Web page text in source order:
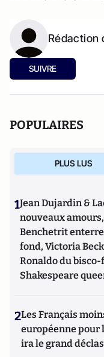
Rédaction
SUIVRE
POPULAIRES
PLUS LUS
1Jean Dujardin &
nouveaux
Benchetrit
fond, Victoria
Ronaldo du
Shakespeare
2Les Français
européenne pour
ira le grand